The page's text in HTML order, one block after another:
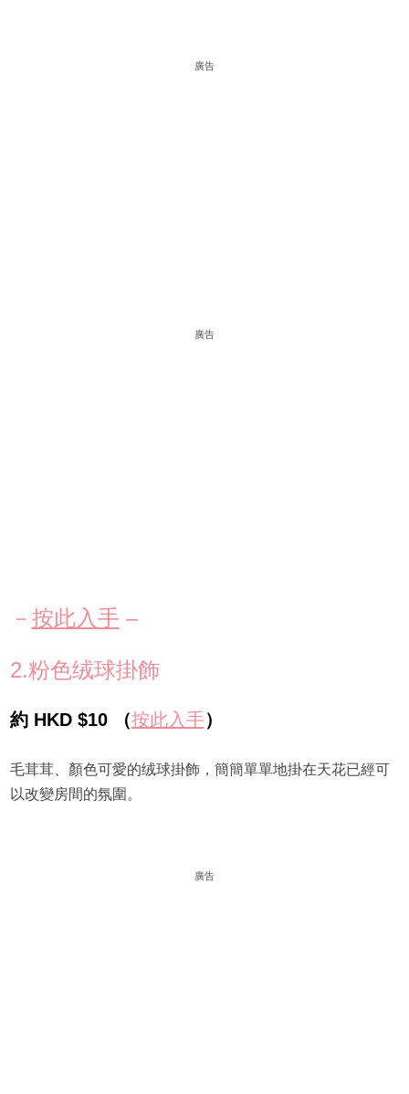
廣告
廣告
－ 按此入手 –
2.粉色绒球掛飾
約 HKD $10 （按此入手）
毛茸茸、顏色可愛的绒球掛飾，簡簡單單地掛在天花已經可
以改變房間的氛圍。
廣告